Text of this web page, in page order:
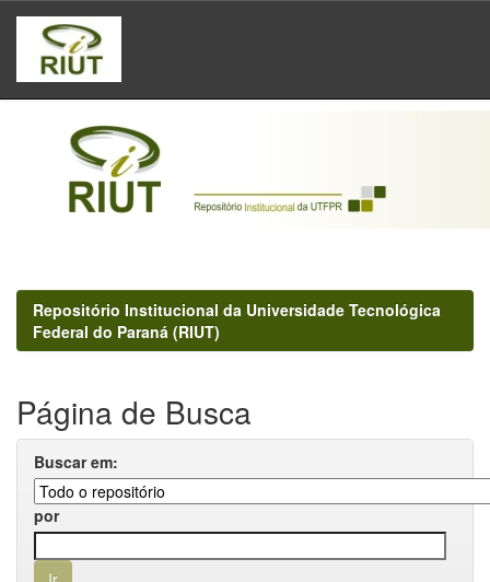
Skip
navigation
Repositório Institucional da Universidade Tecnológica
Federal do Paraná (RIUT)
Página de Busca
Buscar em:
por